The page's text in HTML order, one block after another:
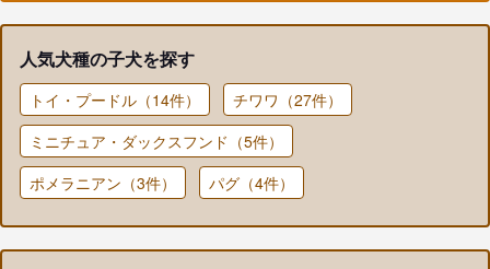
人気犬種の子犬を探す
トイ・プードル（14件）
チワワ（27件）
ミニチュア・ダックスフンド（5件）
ポメラニアン（3件）
パグ（4件）